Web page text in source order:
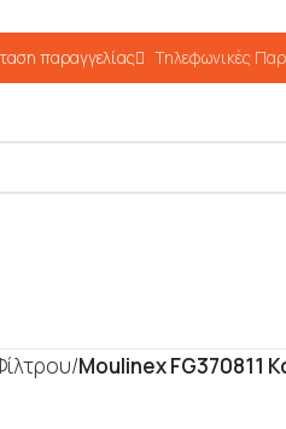
παραγγελίας Τηλεφωνικές
/Moulinex FG370811